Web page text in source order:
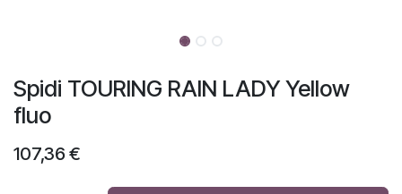
Spidi TOURING RAIN LADY Yellow
fluo
107,36 €